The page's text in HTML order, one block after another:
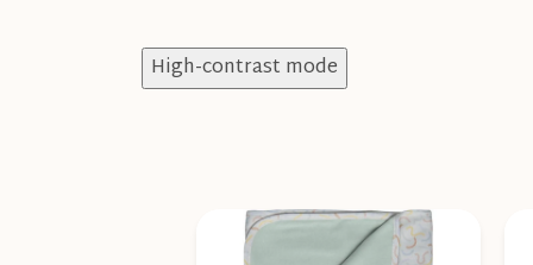
High-contrast mode